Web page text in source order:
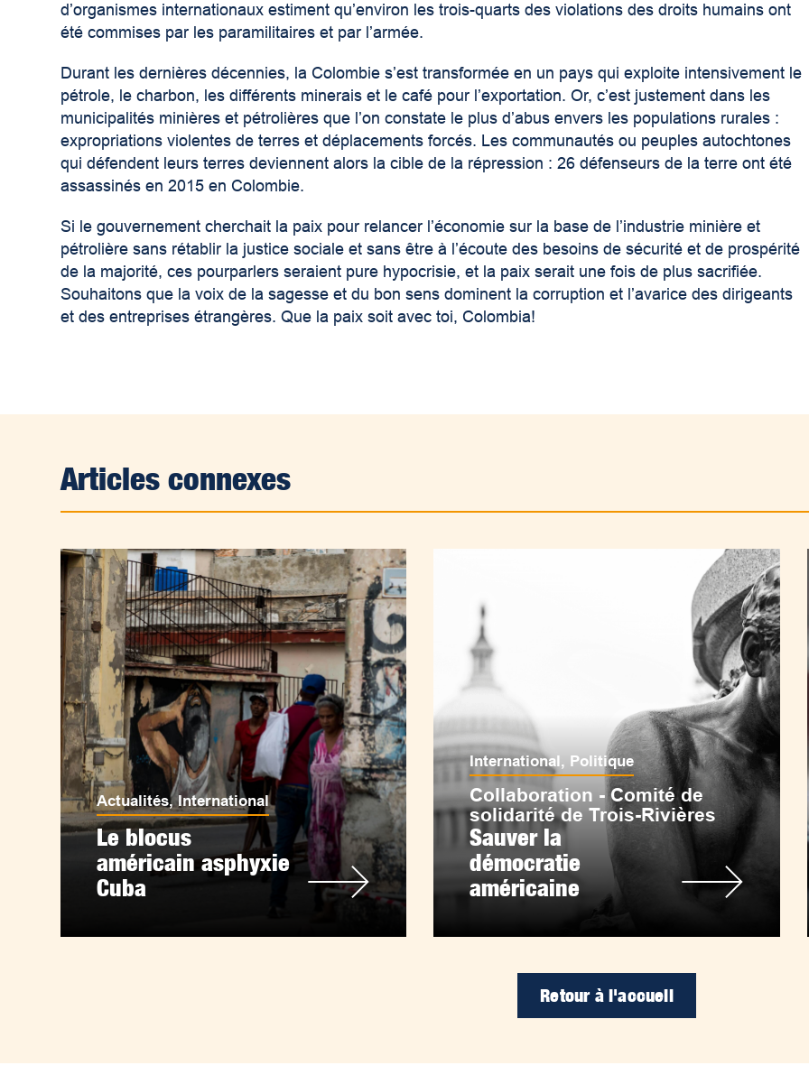
d’organismes internationaux estiment qu’environ les trois-quarts des violations des droits humains ont
été commises par les paramilitaires et par l’armée.
Durant les dernières décennies, la Colombie s’est transformée en un pays qui exploite intensivement le
pétrole, le charbon, les différents minerais et le café pour l’exportation. Or, c’est justement dans les
municipalités minières et pétrolières que l’on constate le plus d’abus envers les populations rurales :
expropriations violentes de terres et déplacements forcés. Les communautés ou peuples autochtones
qui défendent leurs terres deviennent alors la cible de la répression : 26 défenseurs de la terre ont été
assassinés en 2015 en Colombie.
Si le gouvernement cherchait la paix pour relancer l’économie sur la base de l’industrie minière et
pétrolière sans rétablir la justice sociale et sans être à l’écoute des besoins de sécurité et de prospérité
de la majorité, ces pourparlers seraient pure hypocrisie, et la paix serait une fois de plus sacrifiée.
Souhaitons que la voix de la sagesse et du bon sens dominent la corruption et l’avarice des dirigeants
et des entreprises étrangères. Que la paix soit avec toi, Colombia!
Articles connexes
Actualités,International
Le blocus
américain asphyxie
Cuba
International , Politique
Collaboration - Comité de
solidarité de Trois-Rivières
Sauver la
démocratie
américaine
Retour à l'accueil